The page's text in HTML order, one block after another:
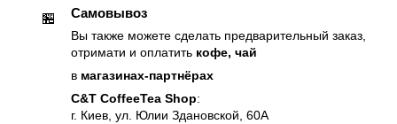
🏪 Самовывоз
Вы также можете сделать предварительный заказ,
отримати и оплатить кофе, чай
в магазинах-партнёрах
C&T CoffeeTea Shop:
г. Киев, ул. Юлии Здановской, 60А